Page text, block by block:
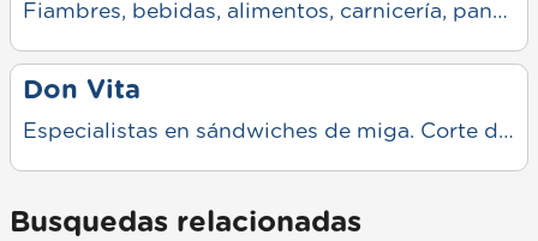
Fiambres, bebidas, alimentos, carnicería, panadería, pago de servicios y más.
Don Vita
Especialistas en sándwiches de miga. Corte de pan en el día. Elaboración en el momento. Envíos a domicilio.
Busquedas relacionadas